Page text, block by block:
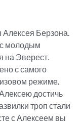
Берзона.
с молодым
на Эверест.
с самого
режиме,
достичь
троп стали
с Алексеем вы